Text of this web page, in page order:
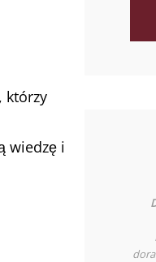
, którzy
wiedzę i